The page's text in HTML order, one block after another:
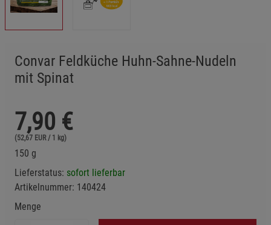
Convar Feldküche Huhn-Sahne-Nudeln
mit Spinat
7,90 €
(52,67 EUR / 1 kg)
150 g
Lieferstatus: sofort lieferbar
Artikelnummer: 140424
Menge